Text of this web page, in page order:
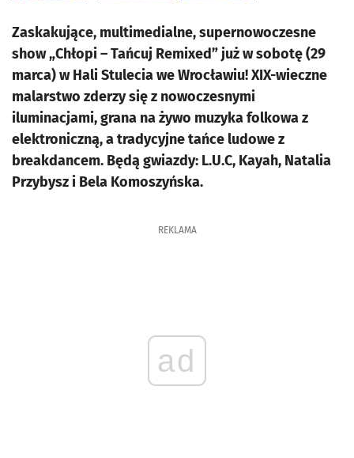
Zaskakujące, multimedialne, supernowoczesne
show „Chłopi – Tańcuj Remixed” już w sobotę (29
marca) w Hali Stulecia we Wrocławiu! XIX-wieczne
malarstwo zderzy się z nowoczesnymi
iluminacjami, grana na żywo muzyka folkowa z
elektroniczną, a tradycyjne tańce ludowe z
breakdancem. Będą gwiazdy: L.U.C, Kayah, Natalia
Przybysz i Bela Komoszyńska.
REKLAMA
ad